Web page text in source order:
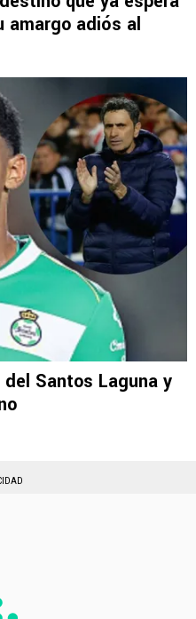
amargo adiós al
Santos Laguna y